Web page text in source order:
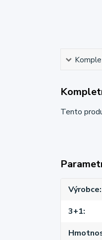
Tento
Výrobce
3+1